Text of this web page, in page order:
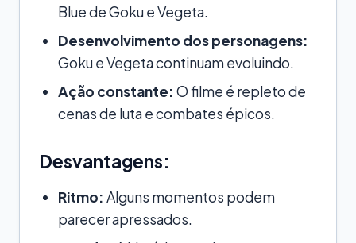
Blue de Goku e Vegeta.
Desenvolvimento dos personagens:
Goku e Vegeta continuam evoluindo.
Ação constante: O filme é repleto de
cenas de luta e combates épicos.
Desvantagens:
Ritmo: Alguns momentos podem
parecer apressados.